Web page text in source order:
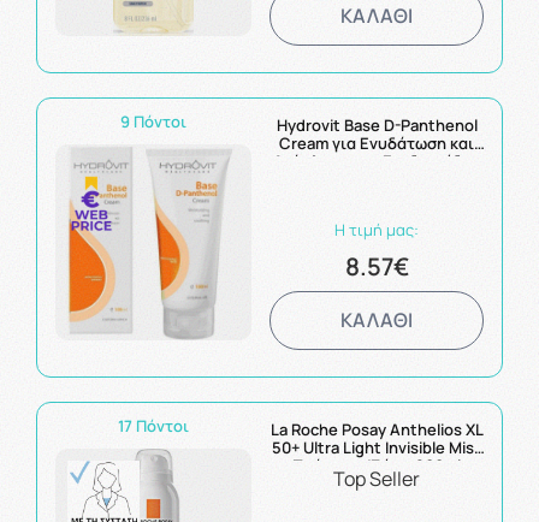
ΚΑΛΑΘΙ
9 Πόντοι
Hydrovit Base D-Panthenol
Cream για Ενυδάτωση και
Ανάπλαση της Επιδερμίδας
Η τιμή μας:
8.57€
ΚΑΛΑΘΙ
17 Πόντοι
La Roche Posay Anthelios XL
50+ Ultra Light Invisible Mist
Πρόσωπο/Σώμα 200ml
Top Seller